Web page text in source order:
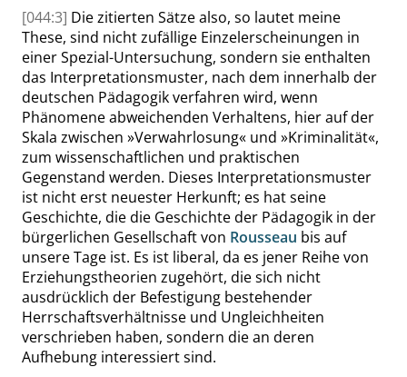
[044:3] Die zitierten Sätze also, so lautet meine
These, sind nicht zufällige Einzelerscheinungen in
einer Spezial-Untersuchung, sondern sie enthalten
das Interpretationsmuster, nach dem innerhalb der
deutschen Pädagogik verfahren wird, wenn
Phänomene abweichenden Verhaltens, hier auf der
Skala zwischen »Verwahrlosung« und »Kriminalität«,
zum wissenschaftlichen und praktischen
Gegenstand werden. Dieses Interpretationsmuster
ist nicht erst neuester Herkunft; es hat seine
Geschichte, die die Geschichte der Pädagogik in der
bürgerlichen Gesellschaft von Rousseau bis auf
unsere Tage ist. Es ist liberal, da es jener Reihe von
Erziehungstheorien zugehört, die sich nicht
ausdrücklich der Befestigung bestehender
Herrschaftsverhältnisse und Ungleichheiten
verschrieben haben, sondern die an deren
Aufhebung interessiert sind.